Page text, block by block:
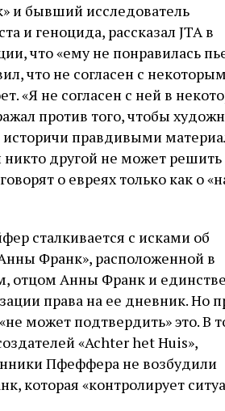
и бывший исследователь
и геноцида, рассказал JTA в
что «ему не понравилась
что не согласен с
«Я не согласен с ней в
против того, чтобы
правдивыми
другой не может решить
о евреях только как о
сталкивается с исками об
Франк», расположенной в
отцом Анны Франк и
права на ее дневник. Но
может подтвердить» это. В
«Achter het Huis»,
Пфеффера не возбудили
которая «контролирует